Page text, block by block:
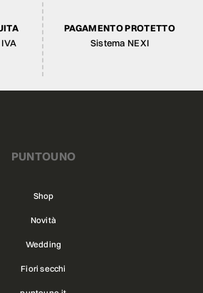
PAGAMENTO PROTETTO
Sistema NEXI
PUNTOUNO
Shop
Novità
Wedding
Fiori secchi